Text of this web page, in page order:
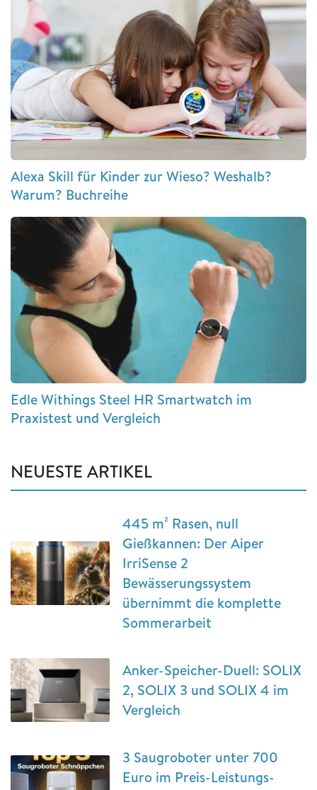
Alexa Skill für Kinder zur Wieso? Weshalb?
Warum? Buchreihe
Edle Withings Steel HR Smartwatch im
Praxistest und Vergleich
NEUESTE ARTIKEL
445 m² Rasen, null
Gießkannen: Der Aiper
IrriSense 2
Bewässerungssystem
übernimmt die komplette
Sommerarbeit
Anker-Speicher-Duell: SOLIX
2, SOLIX 3 und SOLIX 4 im
Vergleich
3 Saugroboter unter 700
Euro im Preis-Leistungs-